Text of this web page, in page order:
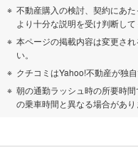
不動産購入の検討、契約にあ
より十分な説明を受け判断して
本ページの掲載内容は変更さ
い。
クチコミはYahoo!不動産が独
朝の通勤ラッシュ時の所要時
の乗車時間と異なる場合があり